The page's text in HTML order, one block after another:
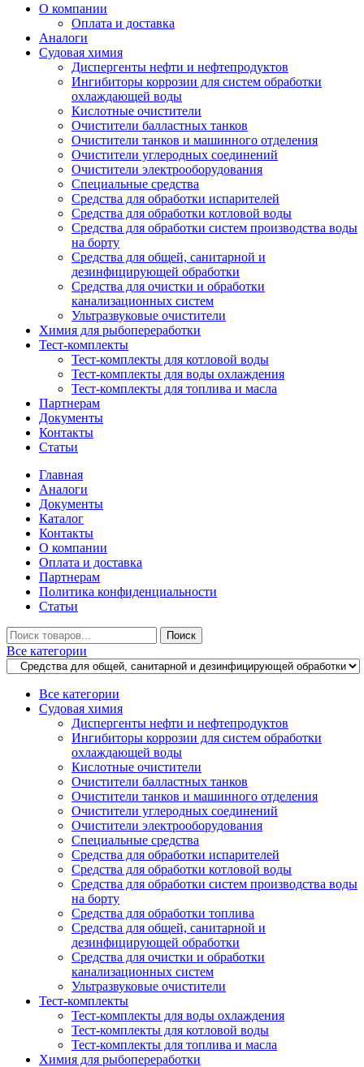
О компании
Оплата и доставка
Аналоги
Судовая химия
Диспергенты нефти и нефтепродуктов
Ингибиторы коррозии для систем обработки
охлаждающей воды
Кислотные очистители
Очистители балластных танков
Очистители танков и машинного отделения
Очистители углеродных соединений
Очистители электрооборудования
Специальные средства
Средства для обработки испарителей
Средства для обработки котловой воды
Средства для обработки систем производства воды
на борту
Средства для общей, санитарной и
дезинфицирующей обработки
Средства для очистки и обработки
канализационных систем
Ультразвуковые очистители
Химия для рыбопереработки
Тест-комплекты
Тест-комплекты для котловой воды
Тест-комплекты для воды охлаждения
Тест-комплекты для топлива и масла
Партнерам
Документы
Контакты
Статьи
Главная
Аналоги
Документы
Каталог
Контакты
О компании
Оплата и доставка
Партнерам
Политика конфиденциальности
Статьи
Искать
Поиск
Все категории
Все категории
Судовая химия
Диспергенты нефти и нефтепродуктов
Ингибиторы коррозии для систем обработки
охлаждающей воды
Кислотные очистители
Очистители балластных танков
Очистители танков и машинного отделения
Очистители углеродных соединений
Очистители электрооборудования
Специальные средства
Средства для обработки испарителей
Средства для обработки котловой воды
Средства для обработки систем производства воды
на борту
Средства для обработки топлива
Средства для общей, санитарной и
дезинфицирующей обработки
Средства для очистки и обработки
канализационных систем
Ультразвуковые очистители
Тест-комплекты
Тест-комплекты для воды охлаждения
Тест-комплекты для котловой воды
Тест-комплекты для топлива и масла
Химия для рыбопереработки